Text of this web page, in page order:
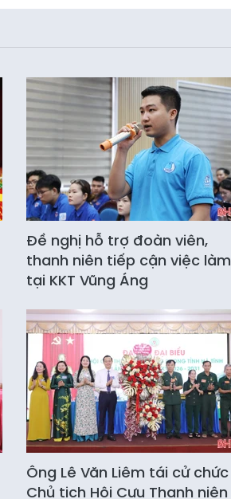
Đề nghị hỗ trợ đoàn viên,
thanh niên tiếp cận việc làm
tại KKT Vũng Áng
Ông Lê Văn Liêm tái cử chức
Chủ tịch Hội Cựu Thanh niên